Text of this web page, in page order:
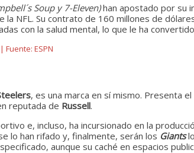
Soup y 7-Eleven)han apostado por su
NFL. Su contrato de 160 millones de
con la salud mental, lo que le ha
Fuente: ESPN
, es una marca en sí mismo. Presenta
reputada de Russell.
e, incluso, ha incursionado en la
lo han rifado y, finalmente, serán los Giants
aunque su caché en espacios